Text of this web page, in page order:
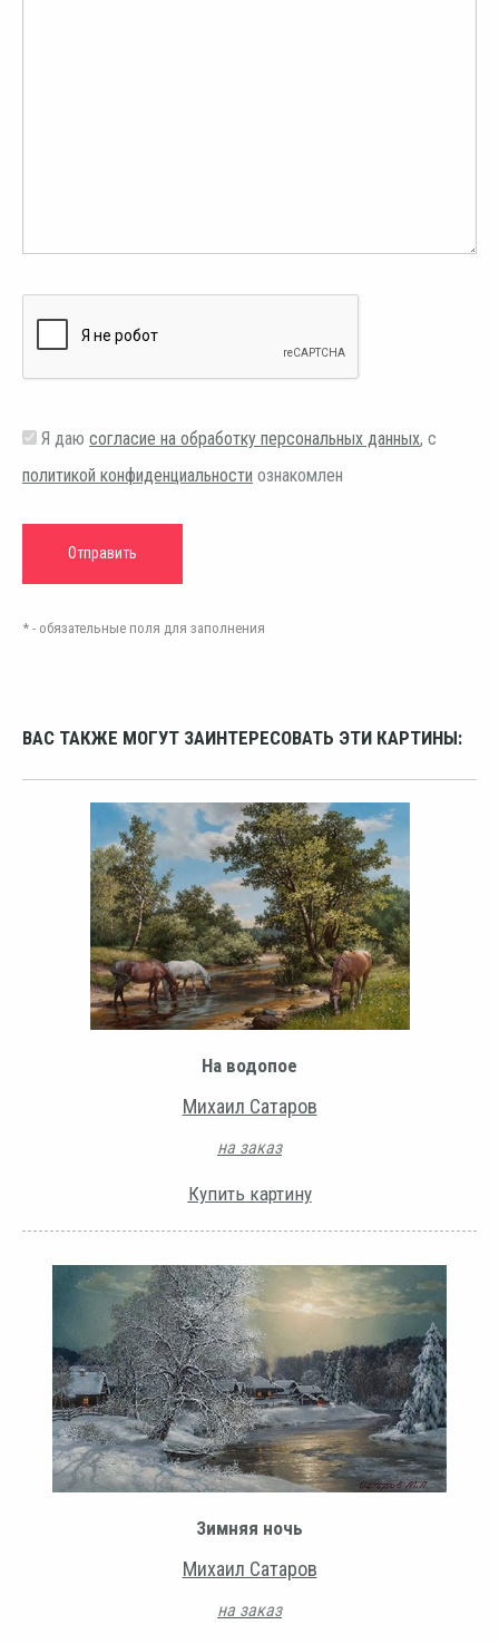
Я даю согласие на обработку персональных данных, с
политикой конфиденциальности ознакомлен
* - обязательные поля для заполнения
ВАС ТАКЖЕ МОГУТ ЗАИНТЕРЕСОВАТЬ ЭТИ КАРТИНЫ:
На водопое
Михаил Сатаров
на заказ
Купить картину
Зимняя ночь
Михаил Сатаров
на заказ